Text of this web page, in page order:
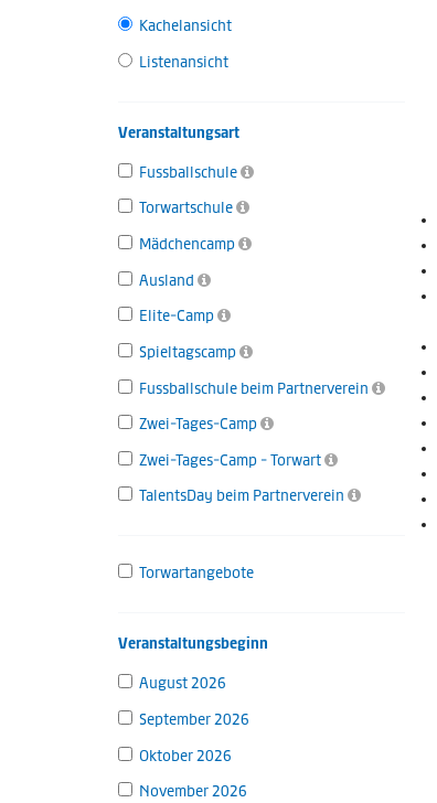
Kachelansicht
Listenansicht
Veranstaltungsart
Fussballschule
Torwartschule
Mädchencamp
Ausland
Elite-Camp
Spieltagscamp
Fussballschule beim Partnerverein
Zwei-Tages-Camp
Zwei-Tages-Camp - Torwart
TalentsDay beim Partnerverein
Torwartangebote
Veranstaltungsbeginn
August 2026
September 2026
Oktober 2026
November 2026